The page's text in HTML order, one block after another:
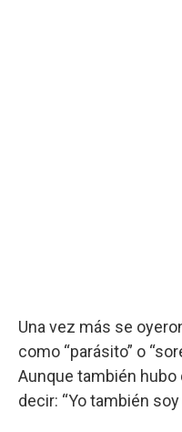
Una vez más se
como “parásito” o
Aunque también
decir: “Yo también